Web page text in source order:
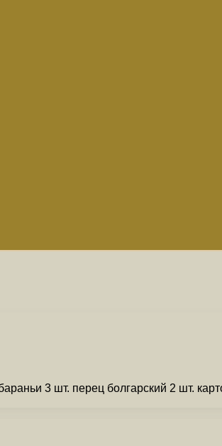
3 шт. перец болгарский 2 шт.